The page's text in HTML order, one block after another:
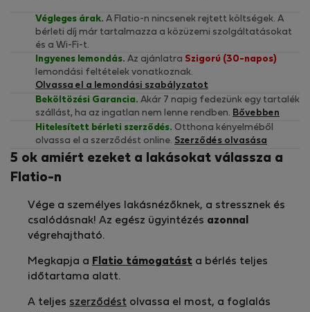
Végleges árak. A Flatio-n nincsenek rejtett költségek. A
bérleti díj már tartalmazza a közüzemi szolgáltatásokat
és a Wi-Fi-t.
Ingyenes lemondás. Az ajánlatra Szigorú (30-napos)
lemondási feltételek vonatkoznak.
Olvassa el a lemondási szabályzatot
Beköltözési Garancia. Akár 7 napig fedezünk egy tartalék
szállást, ha az ingatlan nem lenne rendben. Bővebben
Hitelesített bérleti szerződés. Otthona kényelméből
olvassa el a szerződést online. Szerződés olvasása
5 ok amiért ezeket a lakásokat válassza a
Flatio-n
Vége a személyes lakásnézőknek, a stressznek és
csalódásnak! Az egész ügyintézés azonnal
végrehajtható.
Megkapja a Flatio támogatást a bérlés teljes
időtartama alatt.
A teljes szerződést olvassa el most, a foglalás